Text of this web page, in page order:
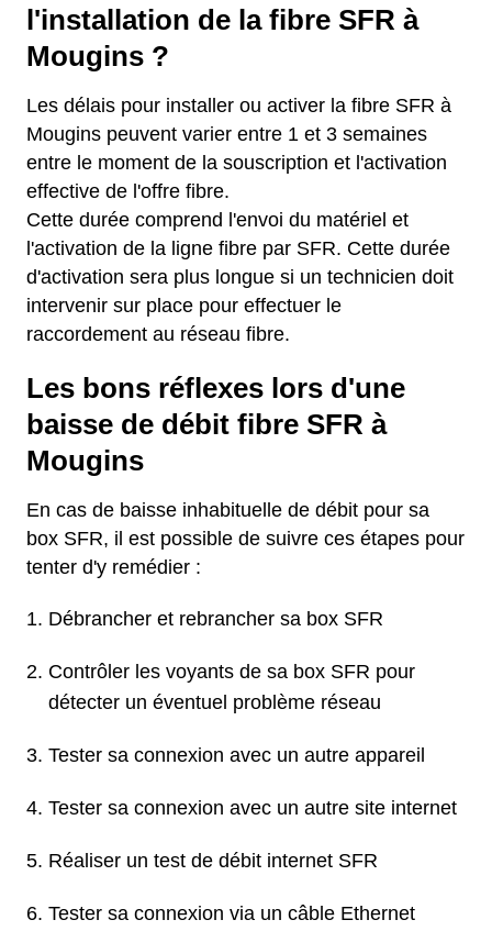
l'installation de la fibre SFR à
Mougins ?
Les délais pour installer ou activer la fibre SFR à
Mougins peuvent varier entre 1 et 3 semaines
entre le moment de la souscription et l'activation
effective de l'offre fibre.
Cette durée comprend l'envoi du matériel et
l'activation de la ligne fibre par SFR. Cette durée
d'activation sera plus longue si un technicien doit
intervenir sur place pour effectuer le
raccordement au réseau fibre.
Les bons réflexes lors d'une
baisse de débit fibre SFR à
Mougins
En cas de baisse inhabituelle de débit pour sa
box SFR, il est possible de suivre ces étapes pour
tenter d'y remédier :
Débrancher et rebrancher sa box SFR
Contrôler les voyants de sa box SFR pour
détecter un éventuel problème réseau
Tester sa connexion avec un autre appareil
Tester sa connexion avec un autre site internet
Réaliser un test de débit internet SFR
Tester sa connexion via un câble Ethernet